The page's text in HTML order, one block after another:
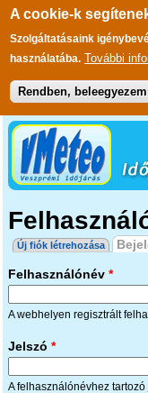
A cookie-k
Szolgáltatásaink
használatába. További
Rendben,
Ugrás a tartalomra
Elsődleges fülek
Új fiók létrehozása
Felhasználónév *
A webhelyen regisztrált
Jelszó *
A felhasználónévhez tartozó